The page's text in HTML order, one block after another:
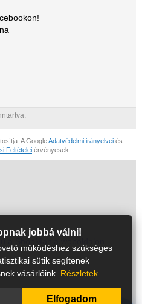
A GoogleAdatvédelmi irányelvei és
Feltételei érvényesek.
jobbá válni!
működéshez szükséges
sütik segítenek
vásárlóink. Részletek
Elfogadom